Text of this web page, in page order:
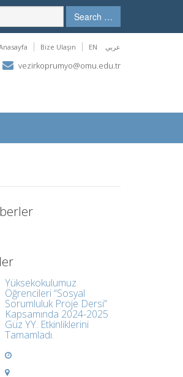
Search …
Bize Ulaşın EN عربي
vezirkoprumyo@omu.edu.tr
Yüksekokulumuz
Öğrencileri “Sosyal
Sorumluluk Proje Dersi”
Kapsamında 2024-2025
Güz YY. Etkinliklerini
Tamamladı.